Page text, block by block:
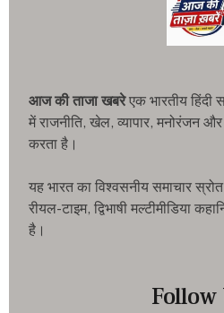
आज की ताजा खबरेएक भारतीय हिंदी
में राजनीति, खेल, व्यापार, मनोरंजन
करता है।
यह भारत का विश्वसनीय समाचार
रीयल-टाइम, द्विभाषी मल्टीमीडिया
है।
Follow